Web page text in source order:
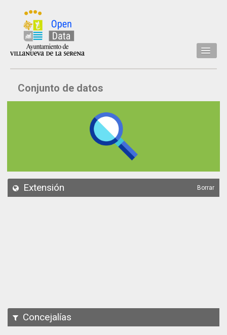
Inicio
Datos
API
Conjunto de datos
Extensión Borrar
Concejalías